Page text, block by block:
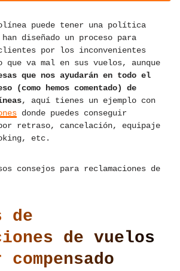
puede tener una política
diseñado un proceso para
clientes por los inconvenientes
que va mal en sus vuelos, aunque
que nos ayudarán en todo el
(como hemos comentado) de
, aquí tienes un ejemplo con
donde puedes conseguir
retraso, cancelación, equipaje
etc.
consejos para reclamaciones de
de
de vuelos